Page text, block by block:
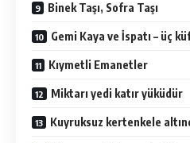
Binek Taşı, Sofra Taşı
Gemi Kaya ve İspatı – üç
Kıymetli Emanetler
Miktarı yedi katır yüküdür
Kuyruksuz kertenkele